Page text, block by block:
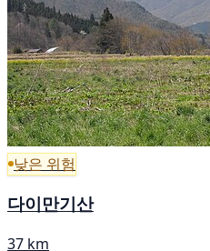
낮은 위험
다이만기산
37 km